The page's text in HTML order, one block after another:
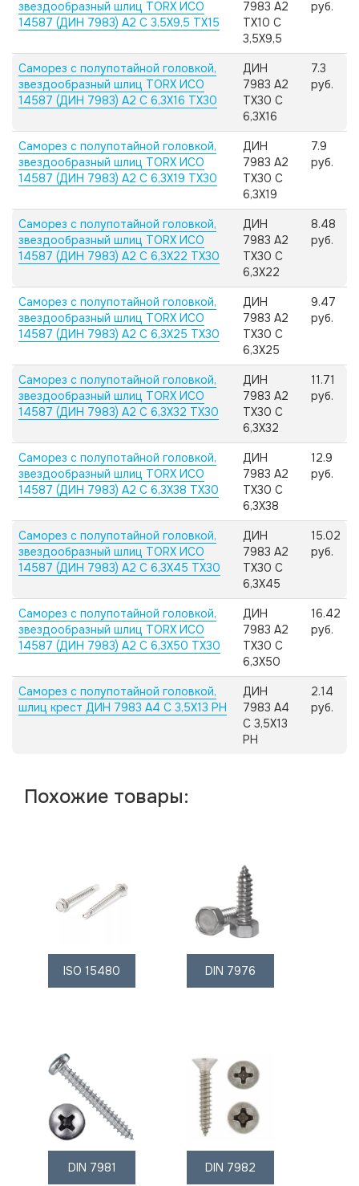
звездообразный шлиц TORX ИСО
14587 (ДИН 7983) А2 C 3,5X9,5 TX15
7983 А2
TX10 C
3,5X9,5
руб.
Саморез с полупотайной головкой,
звездообразный шлиц TORX ИСО
14587 (ДИН 7983) А2 C 6,3X16 TX30
ДИН
7983 А2
TX30 C
6,3X16
7.3
руб.
Саморез с полупотайной головкой,
звездообразный шлиц TORX ИСО
14587 (ДИН 7983) А2 C 6,3X19 TX30
ДИН
7983 А2
TX30 C
6,3X19
7.9
руб.
Саморез с полупотайной головкой,
звездообразный шлиц TORX ИСО
14587 (ДИН 7983) А2 C 6,3X22 TX30
ДИН
7983 А2
TX30 C
6,3X22
8.48
руб.
Саморез с полупотайной головкой,
звездообразный шлиц TORX ИСО
14587 (ДИН 7983) А2 C 6,3X25 TX30
ДИН
7983 А2
TX30 C
6,3X25
9.47
руб.
Саморез с полупотайной головкой,
звездообразный шлиц TORX ИСО
14587 (ДИН 7983) А2 C 6,3X32 TX30
ДИН
7983 А2
TX30 C
6,3X32
11.71
руб.
Саморез с полупотайной головкой,
звездообразный шлиц TORX ИСО
14587 (ДИН 7983) А2 C 6,3X38 TX30
ДИН
7983 А2
TX30 C
6,3X38
12.9
руб.
Саморез с полупотайной головкой,
звездообразный шлиц TORX ИСО
14587 (ДИН 7983) А2 C 6,3X45 TX30
ДИН
7983 А2
TX30 C
6,3X45
15.02
руб.
Саморез с полупотайной головкой,
звездообразный шлиц TORX ИСО
14587 (ДИН 7983) А2 C 6,3X50 TX30
ДИН
7983 А2
TX30 C
6,3X50
16.42
руб.
Саморез с полупотайной головкой,
шлиц крест ДИН 7983 А4 C 3,5X13 PH
ДИН
7983 А4
C 3,5X13
PH
2.14
руб.
Похожие товары:
ISO 15480 DIN 7976
DIN 7981 DIN 7982